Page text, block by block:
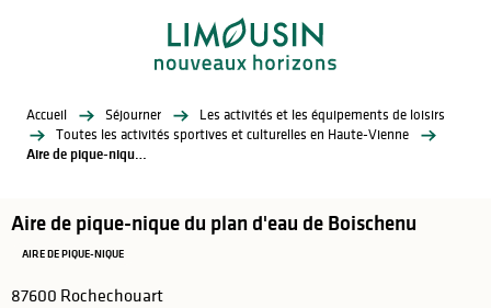
Accueil Séjourner
Les activités et les équipements de loisirs
Toutes les activités sportives et culturelles en Haute-Vienne
Aire de pique-nique du plan d'eau de Boischenu
Aire de pique-nique du plan d'eau de Boischenu
AIRE DE PIQUE-NIQUE
87600 Rochechouart